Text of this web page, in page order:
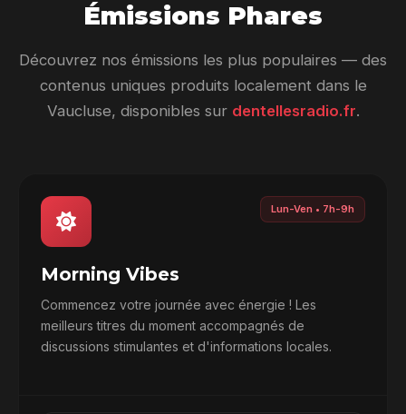
Émissions Phares
Découvrez nos émissions les plus populaires — des
contenus uniques produits localement dans le
Vaucluse, disponibles sur dentellesradio.fr.
Lun-Ven • 7h-9h
Morning Vibes
Commencez votre journée avec énergie ! Les
meilleurs titres du moment accompagnés de
discussions stimulantes et d'informations locales.